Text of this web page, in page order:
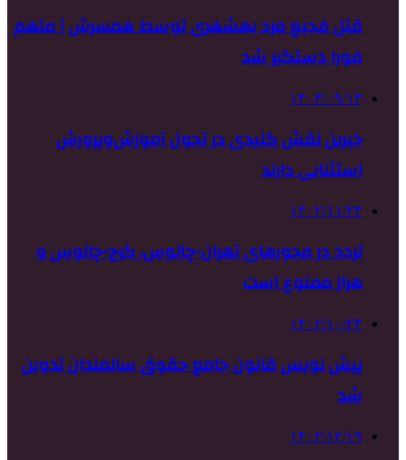
قتل فجیع مرد بهشهری توسط همسرش | متهم
فورا دستگیر شد
۱۴۰۳/۰۹/۱۳
خیرین نقش کلیدی در تحول آموزش‌وپرورش
استثنایی دارند
۱۴۰۲/۱۱/۲۴
تردد در محورهای تهران-چالوس، کرج-چالوس و
هراز ممنوع است
۱۴۰۲/۱۰/۲۳
پیش نویس قانون جامع حقوق سالمندان تدوین
شد
۱۴۰۲/۱۲/۱۹